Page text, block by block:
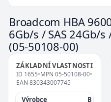
Broadcom HBA
6Gb/s / SAS 24Gb/s
(05-50108-00)
ZÁKLADNÍ VLASTNOSTI
ID 1655•MPN 05-50108-00•
EAN 830343007745
Výrobce
B